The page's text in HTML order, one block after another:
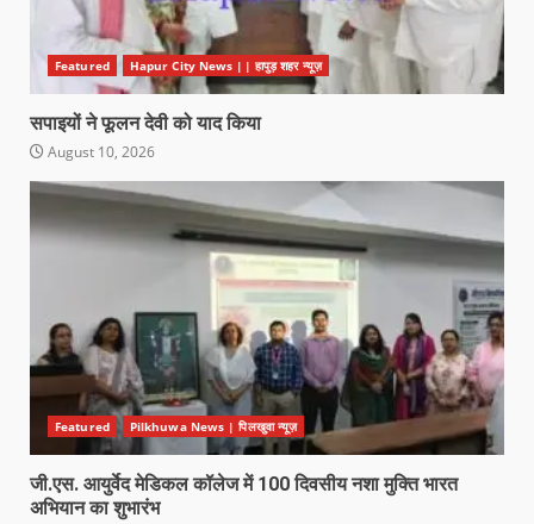
Featured Hapur City News || हापुड़ शहर न्यूज़
सपाइयों ने फूलन देवी को याद किया
August 10, 2026
Featured Pilkhuwa News | पिलखुवा न्यूज़
जी.एस. आयुर्वेद मेडिकल कॉलेज में 100 दिवसीय नशा मुक्ति भारत
अभियान का शुभारंभ